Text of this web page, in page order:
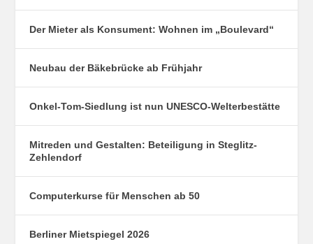
Der Mieter als Konsument: Wohnen im „Boulevard“
Neubau der Bäkebrücke ab Frühjahr
Onkel-Tom-Siedlung ist nun UNESCO-Welterbestätte
Mitreden und Gestalten: Beteiligung in Steglitz-
Zehlendorf
Computerkurse für Menschen ab 50
Berliner Mietspiegel 2026